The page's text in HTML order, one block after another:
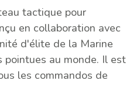
tactique pour
en collaboration avec
d'élite de la Marine
pointues au monde. Il est
les commandos de